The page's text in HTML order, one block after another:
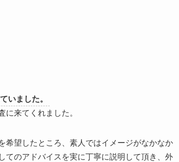
いました。
来てくれました。
希望したところ、素人ではイメージがなかなか
てのアドバイスを実に丁寧に説明して頂き、外